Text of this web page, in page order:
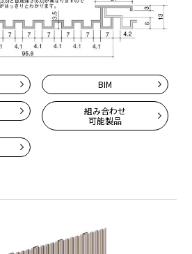
BIM
組み合わせ
可能製品